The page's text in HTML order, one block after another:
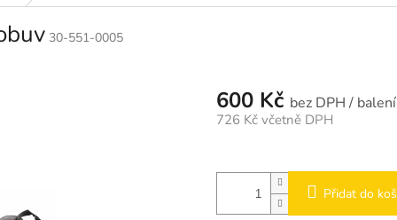
30-551-0005
600 Kč / balení
726 Kč včetně DPH
Přidat do